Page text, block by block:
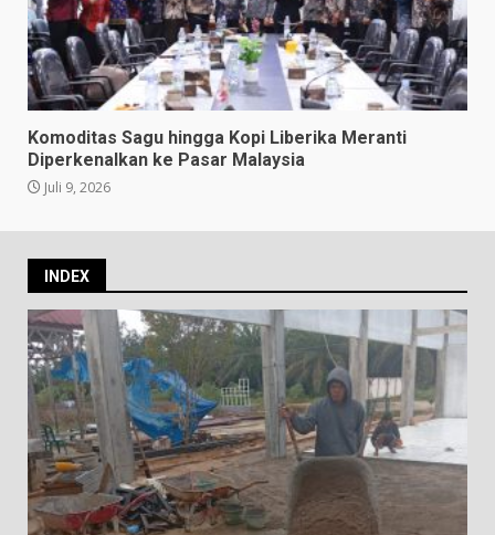
Komoditas Sagu hingga Kopi Liberika Meranti
Diperkenalkan ke Pasar Malaysia
Juli 9, 2026
INDEX